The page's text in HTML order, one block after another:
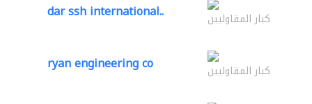
dar ssh international.. كبار المقاوليين
ryan engineering co كبار المقاوليين